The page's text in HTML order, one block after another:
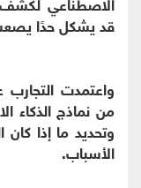
قد يشكل حدًا يصعب
من نماذج الذكاء
وتحديد ما إذا
الأسباب.